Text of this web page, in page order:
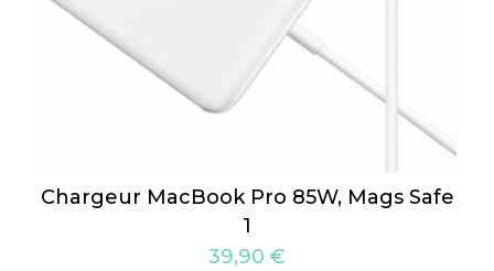
Chargeur MacBook Pro 85W, Mags Safe
1
39,90 €